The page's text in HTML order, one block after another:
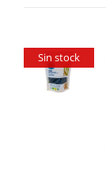
Sin stock